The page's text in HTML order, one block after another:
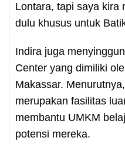
Lontara, tapi saya kira
dulu khusus untuk
Indira juga
Center yang dimiliki
Makassar.
merupakan fasilitas
membantu UMKM
potensi mereka.